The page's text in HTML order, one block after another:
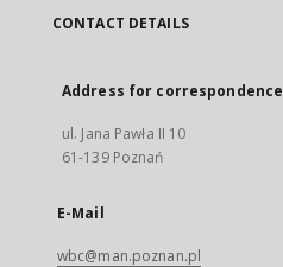
CONTACT DETAILS
Address for correspondence
ul. Jana Pawła II 10
61-139 Poznań
E-Mail
wbc@man.poznan.pl